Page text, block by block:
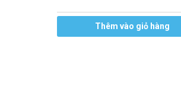
Thêm vào giỏ hàng